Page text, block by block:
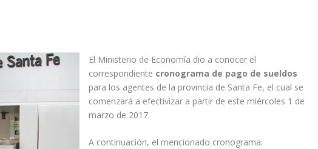
El Ministerio de Economía dio a conocer el
correspondiente cronograma de pago de sueldos
para los agentes de la provincia de Santa Fe, el cual se
comenzará a efectivizar a partir de este miércoles 1 de
marzo de 2017.
A continuación, el mencionado cronograma: